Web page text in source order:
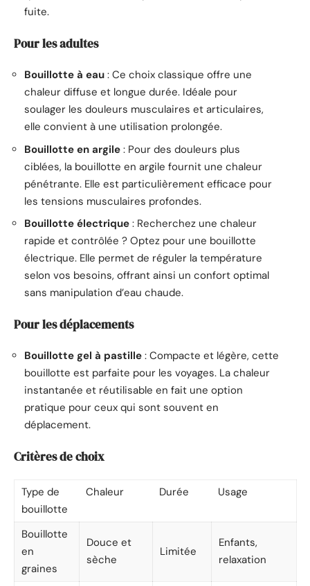
fuite.
Pour les adultes
Bouillotte à eau : Ce choix classique offre une
chaleur diffuse et longue durée. Idéale pour
soulager les douleurs musculaires et articulaires,
elle convient à une utilisation prolongée.
Bouillotte en argile : Pour des douleurs plus
ciblées, la bouillotte en argile fournit une chaleur
pénétrante. Elle est particulièrement efficace pour
les tensions musculaires profondes.
Bouillotte électrique : Recherchez une chaleur
rapide et contrôlée ? Optez pour une bouillotte
électrique. Elle permet de réguler la température
selon vos besoins, offrant ainsi un confort optimal
sans manipulation d’eau chaude.
Pour les déplacements
Bouillotte gel à pastille : Compacte et légère, cette
bouillotte est parfaite pour les voyages. La chaleur
instantanée et réutilisable en fait une option
pratique pour ceux qui sont souvent en
déplacement.
Critères de choix
Type de
bouillotte
Chaleur Durée Usage
Bouillotte
en
graines
Douce et
sèche
Limitée
Enfants,
relaxation